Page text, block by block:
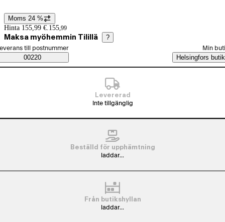
Prisinformation
Moms 24 %
Hinta 155,99 €. 155,99
Maksa myöhemmin Tilillä ?
Saatavuustiedot
beställningssätt
till postnummer
00220
Min
Helsingfors butik
Levererad
Inte tillgänglig
Beställd för upphämtning
laddar...
Från butikshyllan
laddar...